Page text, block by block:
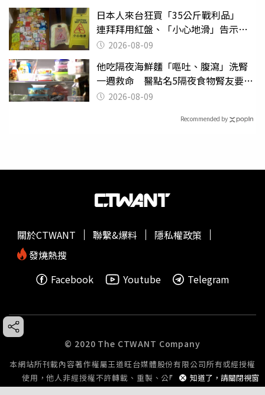
日本人來台狂買「35公斤戰利品」
連拜拜用紅盤、「小心地滑」告示牌
也帶回家
2026-08-09
他吃隔夜海鮮麵「嘔吐、腹瀉」洗腎
一週救命 醫點名5隔夜食物腎友要注
意 2026-08-09
Recommended by
知道了，請關閉視窗
關於CTWANT 聯繫&爆料
隱私權政策
發燒熱搜
Facebook
Youtube Telegram
© 2020 The CTWANT Company
本網站所刊載內容著作權屬王道旺台媒體股份有限公司所有或經授權
使用，他人非經授權不許轉載、重製、公開播送或公開傳輸。